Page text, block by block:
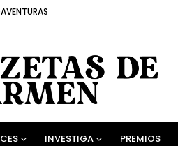
INVESTIGA PREMIOS